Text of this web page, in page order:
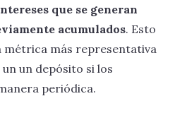
que se generan
acumulados. Esto
métrica más representativa
un depósito si los
periódica.